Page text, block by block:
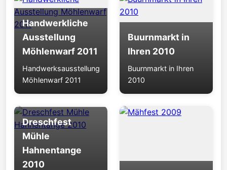
Handwerkliche
Ausstellung
Möhlenwarf 2011
Handwerksausstellung
Möhlenwarf 2011
Buurnmarkt in
Ihren 2010
Buurnmarkt in Ihren
2010
Dreschfest
Mühle
Hahnentange
2010